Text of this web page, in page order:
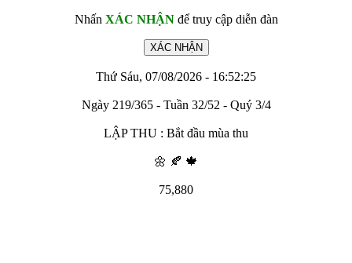
Nhấn XÁC NHẬNđể truy cập diễn đàn
Thứ Sáu, 07/08/2026 - 16:52:25
Ngày 219/365 - Tuần 32/52 - Quý 3/4
LẬP THU : Bắt đầu mùa thu
🌼 🍂 🍁
75,880